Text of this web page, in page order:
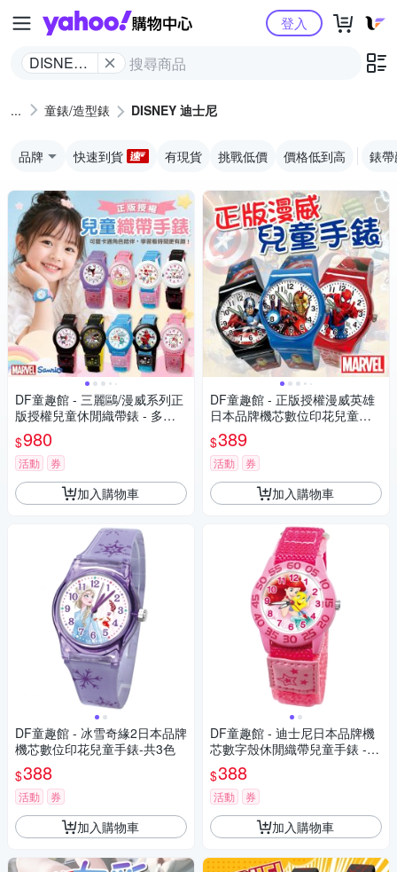
Yahoo購物中心
DISNEY
登入
童錶/造型錶 DISNEY 迪士尼
品牌 快速到貨 有現貨 挑戰低價 價格低到高 錶
DF童趣館 - 三麗鷗/漫威系列正
版授權兒童休閒織帶錶 - 多款
可選
$980
活動 券
加入購物車
DF童趣館 - 冰雪奇緣2日本品牌
機芯數位印花兒童手錶-共3色
$388
活動 券
加入購物車
DF童趣館 - 正版授權漫威英雄
日本品牌機芯數位印花兒童手
錶
$389
活動 券
加入購物車
DF童趣館 - 迪士尼日本品牌機
芯數字殼休閒織帶兒童手錶 -
多款可選
$388
活動 券
加入購物車